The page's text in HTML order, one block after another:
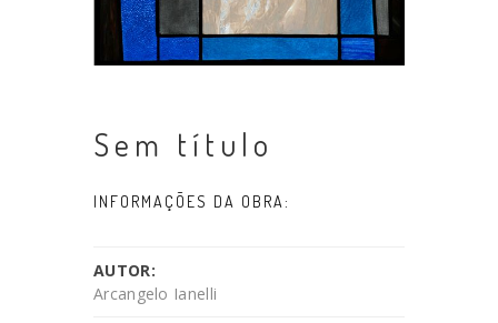
Sem título
INFORMAÇÕES DA OBRA:
AUTOR:
Arcangelo Ianelli